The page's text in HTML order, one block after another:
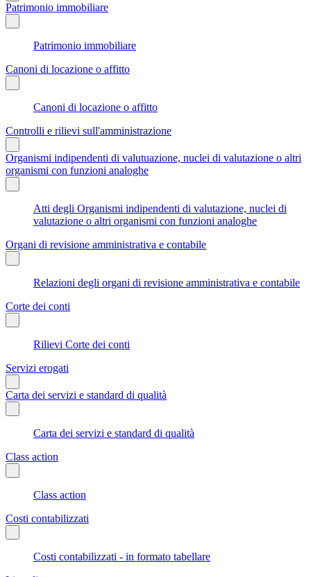
Patrimonio immobiliare
Patrimonio immobiliare
Canoni di locazione o affitto
Canoni di locazione o affitto
Controlli e rilievi sull'amministrazione
Organismi indipendenti di valutuazione, nuclei di valutazione o altri
organismi con funzioni analoghe
Atti degli Organismi indipendenti di valutazione, nuclei di
valutazione o altri organismi con funzioni analoghe
Organi di revisione amministrativa e contabile
Relazioni degli organi di revisione amministrativa e contabile
Corte dei conti
Rilievi Corte dei conti
Servizi erogati
Carta dei servizi e standard di qualità
Carta dei servizi e standard di qualità
Class action
Class action
Costi contabilizzati
Costi contabilizzati - in formato tabellare